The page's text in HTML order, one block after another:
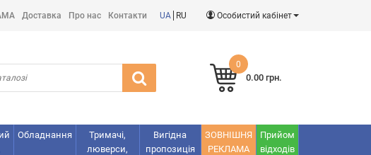
Доставка Про нас Контакти UA RU Особистий кабінет
0
0.00 грн.
Обладнання
Тримачі,
люверси,
Вигідна
пропозиція
ЗОВНІШНЯ
РЕКЛАМА
Прийом
відходів